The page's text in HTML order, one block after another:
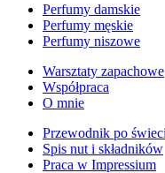
Perfumy damskie
Perfumy męskie
Perfumy niszowe
Warsztaty zapachowe
Współpraca
O mnie
Przewodnik po
Spis nut i składników
Praca w Impressium